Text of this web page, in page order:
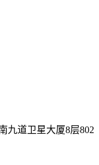
九道卫星大厦8层802